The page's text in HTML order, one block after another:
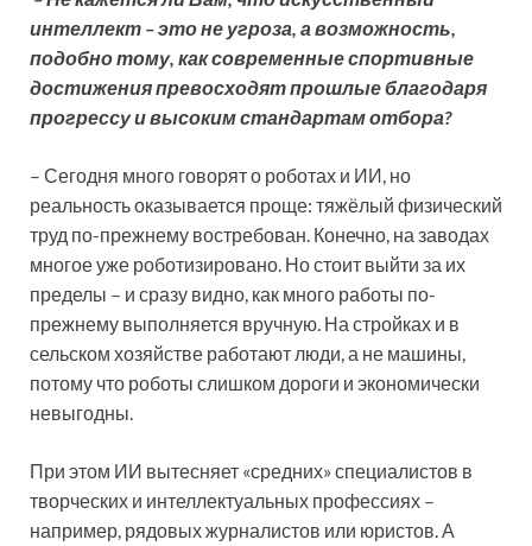
интеллект – это не угроза, а возможность,
подобно тому, как современные спортивные
достижения превосходят прошлые благодаря
прогрессу и высоким стандартам отбора?
– Сегодня много говорят о роботах и ИИ, но
реальность оказывается проще: тяжёлый физический
труд по-прежнему востребован. Конечно, на заводах
многое уже роботизировано. Но стоит выйти за их
пределы – и сразу видно, как много работы по-
прежнему выполняется вручную. На стройках и в
сельском хозяйстве работают люди, а не машины,
потому что роботы слишком дороги и экономически
невыгодны.
При этом ИИ вытесняет «средних» специалистов в
творческих и интеллектуальных профессиях –
например, рядовых журналистов или юристов. А